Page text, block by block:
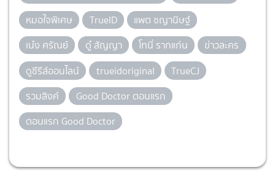
หมอใจพิเศษ
TrueID
แพต ชญานิษฐ์
เน๋ง ศรัณย์
ดู๋ สัญญา โทนี่ รากแก่น
ข่าวละคร
ดูซีรีส์ออนไลน์
trueidoriginal
TrueCJ
รวมลิงค์
Good Doctor ตอนแรก
ตอนแรก Good Doctor